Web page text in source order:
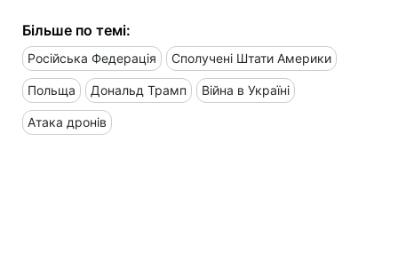
Більше по темі:
Російська Федерація Сполучені Штати Америки
Польща Дональд Трамп Війна в Україні
Атака дронів